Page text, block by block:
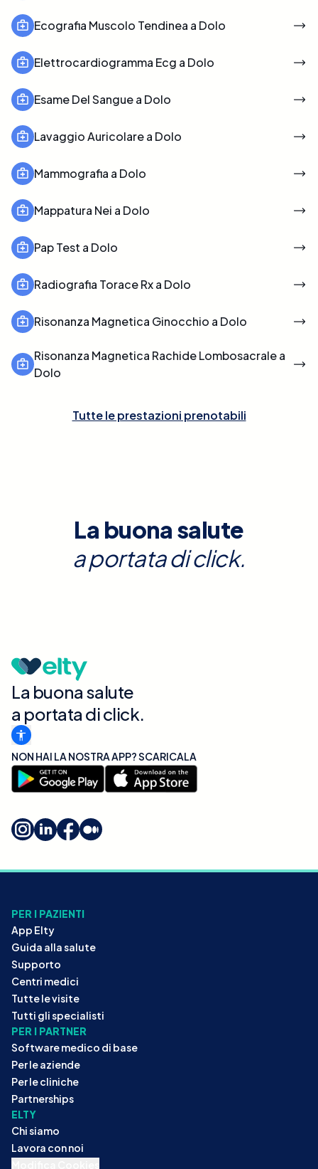
Ecografia Muscolo Tendinea a Dolo
Elettrocardiogramma Ecg a Dolo
Esame Del Sangue a Dolo
Lavaggio Auricolare a Dolo
Mammografia a Dolo
Mappatura Nei a Dolo
Pap Test a Dolo
Radiografia Torace Rx a Dolo
Risonanza Magnetica Ginocchio a Dolo
Risonanza Magnetica Rachide Lombosacrale a
Dolo
Tutte le prestazioni prenotabili
La buona salute
a portata di click.
La buona salute
a portata di click.
NON HAI LA NOSTRA APP? SCARICALA
PER I PAZIENTI
App Elty
Guida alla salute
Supporto
Centri medici
Tutte le visite
Tutti gli specialisti
PER I PARTNER
Software medico di base
Per le aziende
Per le cliniche
Partnerships
ELTY
Chi siamo
Lavora con noi